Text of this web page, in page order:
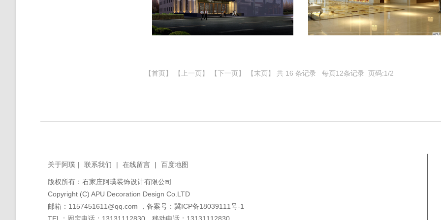
【首页】 【上一页】 【下一页】 【末页】 共 16 条记录 每页12条记录 页码:1/2
关于阿璞 | 联系我们 | 在线留言 | 百度地图
版权所有：石家庄阿璞装饰设计有限公司
Copyright (C) APU Decoration Design Co.LTD
邮箱：1157451611@qq.com ，备案号： 冀ICP备18039111号-1
TEL：固定电话：13131112830，移动电话：13131112830